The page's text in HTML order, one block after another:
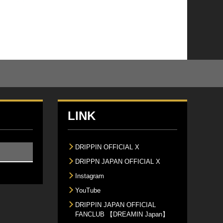
LINK
DRIPPIN OFFICIAL X
DRIPPN JAPAN OFFICIAL X
Instagram
YouTube
DRIPPIN JAPAN OFFICIAL
FANCLUB 【DREAMIN Japan】